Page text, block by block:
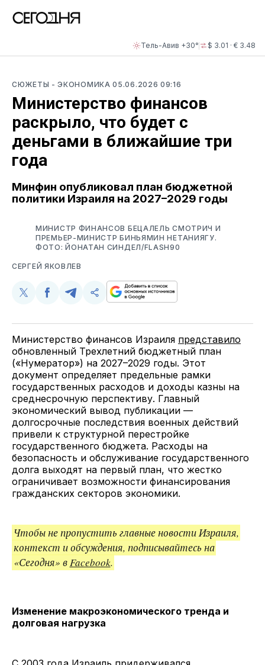
Тель-Авив +30° $ 3.01 · € 3.48
СЮЖЕТЫ - ЭКОНОМИКА05.06.2026 09:16
Министерство финансов
раскрыло, что будет с
деньгами в ближайшие три
года
Минфин опубликовал план бюджетной
политики Израиля на 2027–2029 годы
МИНИСТР ФИНАНСОВ БЕЦАЛЕЛЬ СМОТРИЧ И
ПРЕМЬЕР-МИНИСТР БИНЬЯМИН НЕТАНИЯГУ.
ФОТО: ЙОНАТАН СИНДЕЛ/FLASH90
СЕРГЕЙ ЯКОВЛЕВ
Поделиться
Twitter
Поделиться
Facebook
Поделиться
Telegram
Скопируйте
поделитесь
Министерство финансов Израиля представило
обновленный Трехлетний бюджетный план
(«Нумератор») на 2027–2029 годы. Этот
документ определяет предельные рамки
государственных расходов и доходы казны на
среднесрочную перспективу. Главный
экономический вывод публикации —
долгосрочные последствия военных действий
привели к структурной перестройке
государственного бюджета. Расходы на
безопасность и обслуживание государственного
долга выходят на первый план, что жестко
ограничивает возможности финансирования
гражданских секторов экономики.
Чтобы не пропустить главные новости Израиля,
контекст и обсуждения, подписывайтесь на
«Сегодня» вFacebook.
Изменение макроэкономического тренда и
долговая нагрузка